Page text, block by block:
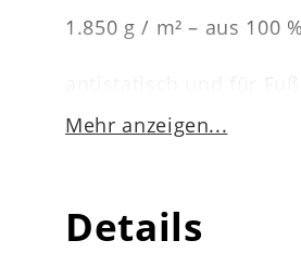
1.850 g / m² – aus 100
pflegeleicht – einfach
Mehr anzeigen...
Details